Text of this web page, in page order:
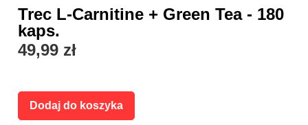
Trec L-Carnitine + Green Tea - 180
kaps.
49,99 zł
Dodaj do koszyka